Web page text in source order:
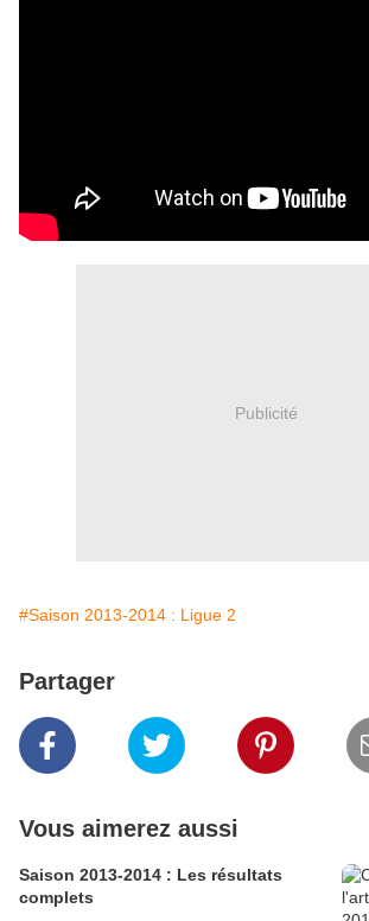
Publicité
#Saison 2013-2014 : Ligue 2
Partager
Vous aimerez aussi
Saison 2013-2014 : Les résultats
complets